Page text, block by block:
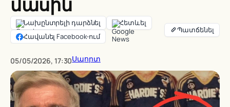
Նախընտրելի դարձնել
Հետևել
Հավանել Facebook-ում
05/05/2026, 17:30Սպորտ